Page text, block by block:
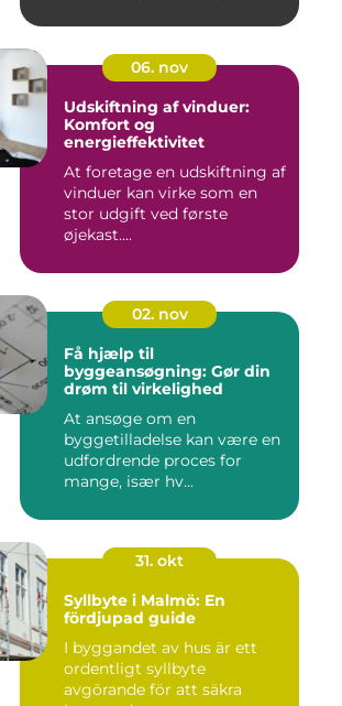
06. nov
Udskiftning af vinduer:
Komfort og
energieffektivitet
At foretage en udskiftning af
vinduer kan virke som en
stor udgift ved første
øjekast....
02. nov
Få hjælp til
byggeansøgning: Gør din
drøm til virkelighed
At ansøge om en
byggetilladelse kan være en
udfordrende proces for
mange, især hv...
31. okt
Syllbyte i Malmö: En
fördjupad guide
I byggandet av hus är ett
ordentligt syllbyte
avgörande för att säkra